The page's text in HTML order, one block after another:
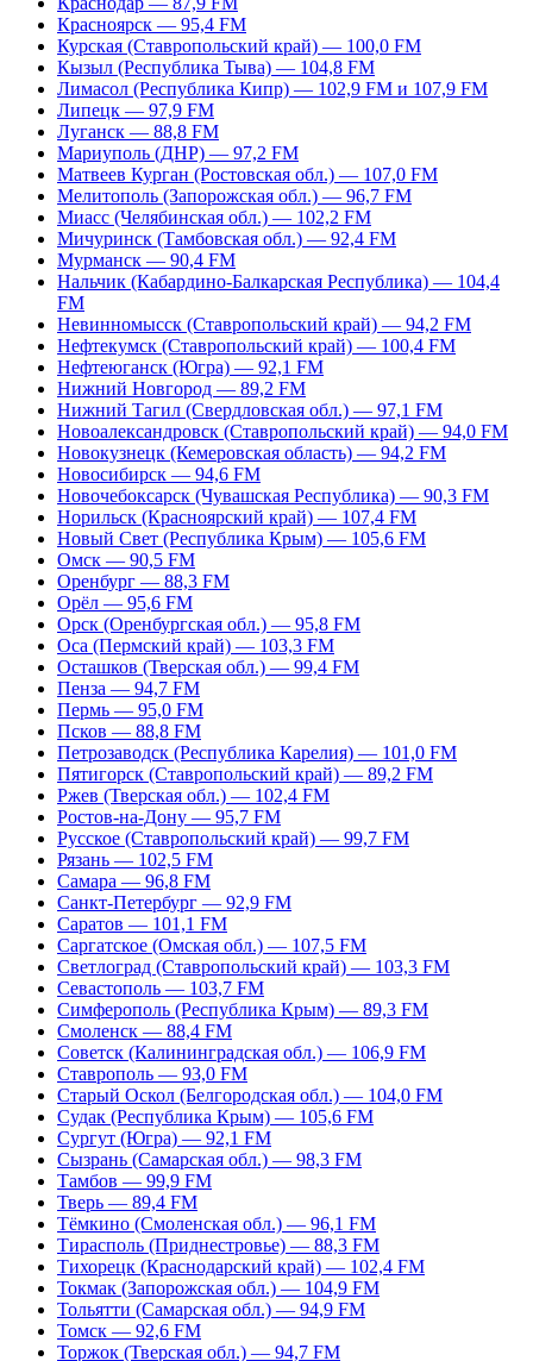
Красноярск — 95,4 FM
Курская (Ставропольский край) — 100,0 FM
Кызыл (Республика Тыва) — 104,8 FM
Лимасол (Республика Кипр) — 102,9 FM и 107,9 FM
Липецк — 97,9 FM
Луганск — 88,8 FM
Мариуполь (ДНР) — 97,2 FM
Матвеев Курган (Ростовская обл.) — 107,0 FM
Мелитополь (Запорожская обл.) — 96,7 FM
Миасс (Челябинская обл.) — 102,2 FM
Мичуринск (Тамбовская обл.) — 92,4 FM
Мурманск — 90,4 FM
Нальчик (Кабардино-Балкарская Республика) — 104,4
FM
Невинномысск (Ставропольский край) — 94,2 FM
Нефтекумск (Ставропольский край) — 100,4 FM
Нефтеюганск (Югра) — 92,1 FM
Нижний Новгород — 89,2 FM
Нижний Тагил (Свердловская обл.) — 97,1 FM
Новоалександровск (Ставропольский край) — 94,0 FM
Новокузнецк (Кемеровская область) — 94,2 FM
Новосибирск — 94,6 FM
Новочебоксарск (Чувашская Республика) — 90,3 FM
Норильск (Красноярский край) — 107,4 FM
Новый Свет (Республика Крым) — 105,6 FM
Омск — 90,5 FM
Оренбург — 88,3 FM
Орёл — 95,6 FM
Орск (Оренбургская обл.) — 95,8 FM
Оса (Пермский край) — 103,3 FM
Осташков (Тверская обл.) — 99,4 FM
Пенза — 94,7 FM
Пермь — 95,0 FM
Псков — 88,8 FM
Петрозаводск (Республика Карелия) — 101,0 FM
Пятигорск (Ставропольский край) — 89,2 FM
Ржев (Тверская обл.) — 102,4 FM
Ростов-на-Дону — 95,7 FM
Русское (Ставропольский край) — 99,7 FM
Рязань — 102,5 FM
Самара — 96,8 FM
Санкт-Петербург — 92,9 FM
Саратов — 101,1 FM
Саргатское (Омская обл.) — 107,5 FM
Светлоград (Ставропольский край) — 103,3 FM
Севастополь — 103,7 FM
Симферополь (Республика Крым) — 89,3 FM
Смоленск — 88,4 FM
Советск (Калининградская обл.) — 106,9 FM
Ставрополь — 93,0 FM
Старый Оскол (Белгородская обл.) — 104,0 FM
Судак (Республика Крым) — 105,6 FM
Сургут (Югра) — 92,1 FM
Сызрань (Самарская обл.) — 98,3 FM
Тамбов — 99,9 FM
Тверь — 89,4 FM
Тёмкино (Смоленская обл.) — 96,1 FM
Тирасполь (Приднестровье) — 88,3 FM
Тихорецк (Краснодарский край) — 102,4 FM
Токмак (Запорожская обл.) — 104,9 FM
Тольятти (Самарская обл.) — 94,9 FM
Томск — 92,6 FM
Торжок (Тверская обл.) — 94,7 FM